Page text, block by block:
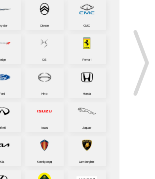
Onix
Citroen CMC
DS Ferrari
Hino Honda
Isuzu Jaguar
Kia Koenigsegg Lamborghini